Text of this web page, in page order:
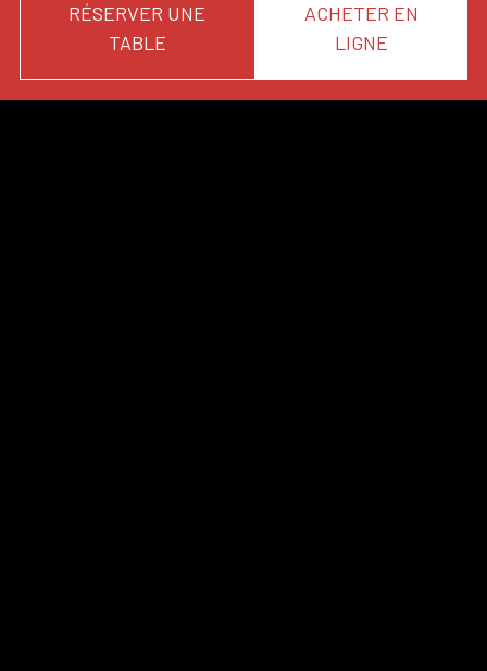
RÉSERVER UNE
TABLE
ACHETER EN
LIGNE